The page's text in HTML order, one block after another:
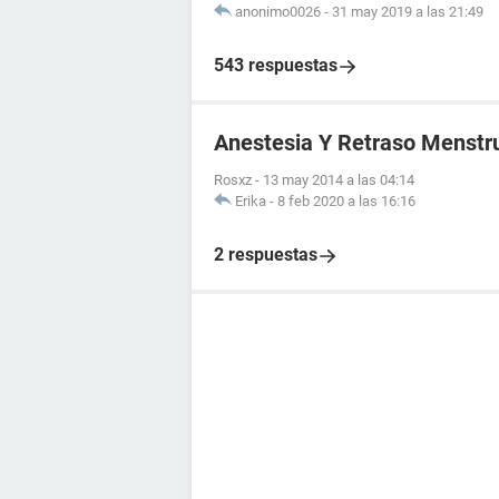
anonimo0026 - 31 may 2019 a las 21:49
543 respuestas
Anestesia Y Retraso
Rosxz - 13 may 2014 a las 04:14
Erika - 8 feb 2020 a las 16:16
2 respuestas